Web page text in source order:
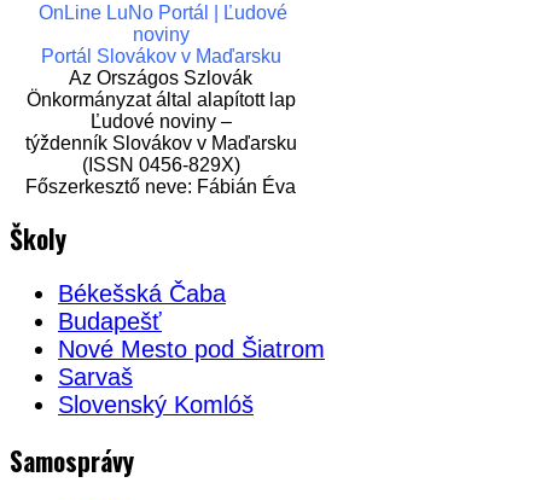
OnLine LuNo Portál | Ľudové
noviny
Portál Slovákov v Maďarsku
Az Országos Szlovák
Önkormányzat által alapított lap
Ľudové noviny –
týždenník Slovákov v Maďarsku
(ISSN 0456-829X)
Főszerkesztő neve: Fábián Éva
Školy
Békešská Čaba
Budapešť
Nové Mesto pod Šiatrom
Sarvaš
Slovenský Komlóš
Samosprávy